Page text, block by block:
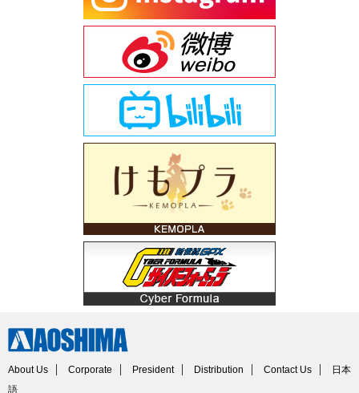
About Us Corporate President Distribution Contact Us
日本
語